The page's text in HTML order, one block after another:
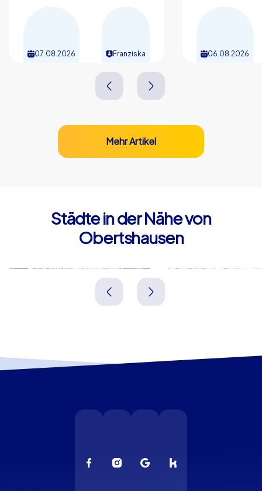
07.08.2026 Franziska 06.08.2026
Mehr Artikel
Städte in der Nähe von
Obertshausen
Mühlheim am Main
Deutschland
Offenbach am